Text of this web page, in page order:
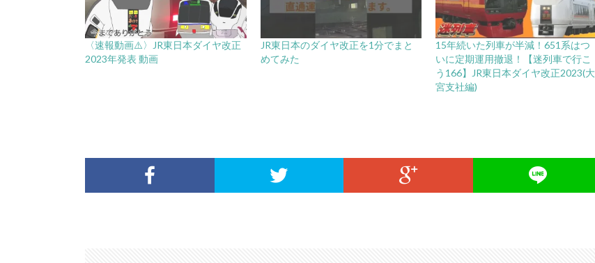
〈速報動画⚠️〉JR東日本ダイヤ改正
2023年発表 動画
JR東日本のダイヤ改正を1分でまと
めてみた
15年続いた列車が半減！651系はつ
いに定期運用撤退！【迷列車で行こ
う166】JR東日本ダイヤ改正2023(大
宮支社編)